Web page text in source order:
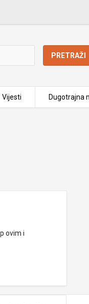
PRETRAŽI
Vijesti Dugotrajna
ovim i